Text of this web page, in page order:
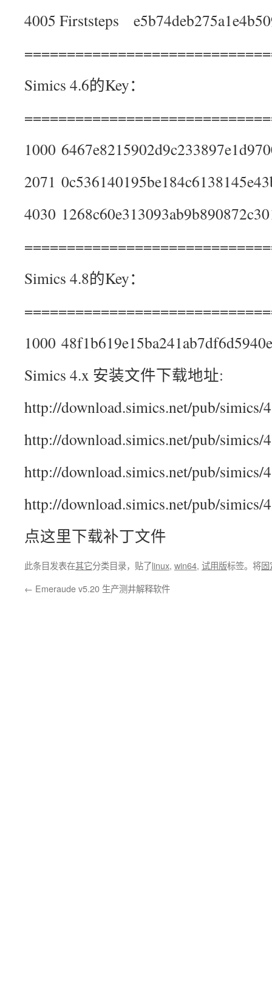
4005 Firststeps
Simics 4.6的Key：
1000
2071
4030
Simics 4.8的Key：
1000
Simics 4.x 安装文件下载地址:
http://download.simics.net/pub/simics/
http://download.simics.net/pub/simics/
http://download.simics.net/pub/simics/
http://download.simics.net/pub/simics/
点这里下载补丁文件
此条目发表在其它分类目录，贴了linux, win64, 试用版标签。将
← Emeraude v5.20 生产测井解释软件